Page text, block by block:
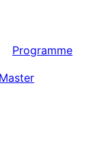
Programme